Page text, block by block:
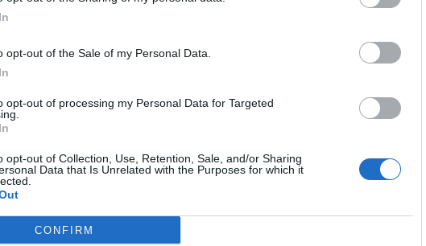
opt-out of the Sale of my Personal Data.
opt-out of processing my Personal Data for Targeted
opt-out of Collection, Use, Retention, Sale, and/or Sharing
Data that Is Unrelated with the Purposes for which it
CONFIRM
olycka
Skyddsgaller för eldröret
slocknar